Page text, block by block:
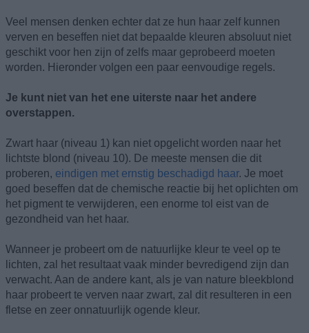
Veel mensen denken echter dat ze hun haar zelf kunnen
verven en beseffen niet dat bepaalde kleuren absoluut niet
geschikt voor hen zijn of zelfs maar geprobeerd moeten
worden. Hieronder volgen een paar eenvoudige regels.
Je kunt niet van het ene uiterste naar het andere
overstappen.
Zwart haar (niveau 1) kan niet opgelicht worden naar het
lichtste blond (niveau 10). De meeste mensen die dit
proberen, eindigen met ernstig beschadigd haar. Je moet
goed beseffen dat de chemische reactie bij het oplichten om
het pigment te verwijderen, een enorme tol eist van de
gezondheid van het haar.
Wanneer je probeert om de natuurlijke kleur te veel op te
lichten, zal het resultaat vaak minder bevredigend zijn dan
verwacht. Aan de andere kant, als je van nature bleekblond
haar probeert te verven naar zwart, zal dit resulteren in een
fletse en zeer onnatuurlijk ogende kleur.